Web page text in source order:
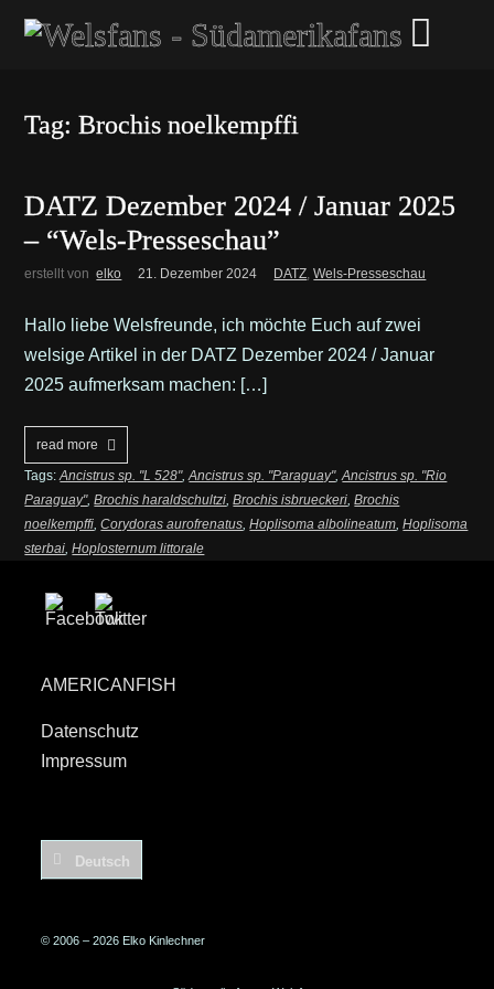
Tag: Brochis noelkempffi
DATZ Dezember 2024 / Januar 2025
– “Wels-Presseschau”
erstellt von elko 21. Dezember 2024 DATZ,Wels-Presseschau
Hallo liebe Welsfreunde, ich möchte Euch auf zwei
welsige Artikel in der DATZ Dezember 2024 / Januar
2025 aufmerksam machen: […]
read more
Tags:Ancistrus sp. "L 528",Ancistrus sp. "Paraguay",Ancistrus sp. "Rio
Paraguay",Brochis haraldschultzi,Brochis isbrueckeri,Brochis
noelkempffi,Corydoras aurofrenatus,Hoplisoma albolineatum,Hoplisoma
sterbai,Hoplosternum littorale
AMERICANFISH
Datenschutz
Impressum
Deutsch
© 2006 – 2026 Elko Kinlechner